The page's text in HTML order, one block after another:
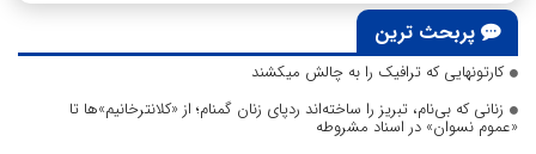
پربحث ترین
کارتونهایی که ترافیک را به چالش میکشند
زنانی که بی‌نام، تبریز را ساخته‌اند ردپای زنان گمنام؛ از «کلانترخانیم»ها تا
«عموم نسوان» در اسناد مشروطه